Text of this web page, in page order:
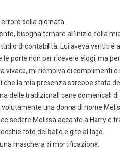
della giornata.
bisogna tornare all’inizio della
di contabilità. Lui aveva
le porte non per ricevere elogi, ma
vivace, mi riempiva di complimenti
che la mia presenza sarebbe stata
delle tradizionali cene domenicali di
una donna di nome
sedere Melissa accanto a Harry e
foto del ballo e gite al lago.
una maschera di mortificazione.